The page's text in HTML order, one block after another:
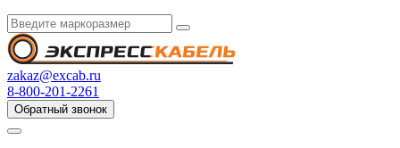
zakaz@excab.ru
8-800-201-2261
Обратный звонок